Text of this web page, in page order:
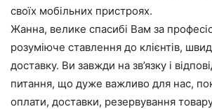
своїх мобільних пристроях.
Жанна, велике спасибі Вам за
розуміюче ставлення до клієнтів,
доставку. Ви завжди на зв’язку і
питання, що дуже важливо для нас,
оплати, доставки, резервування